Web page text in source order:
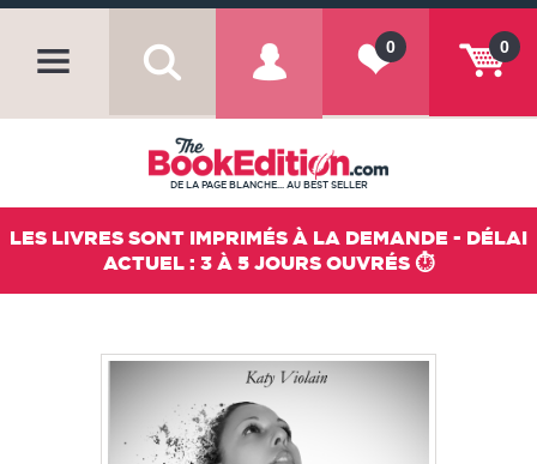
0
0
DE LA PAGE BLANCHE... AU BEST SELLER
LES LIVRES SONT IMPRIMÉS À LA DEMANDE - DÉLAI
ACTUEL : 3 À 5 JOURS OUVRÉS ⏱️